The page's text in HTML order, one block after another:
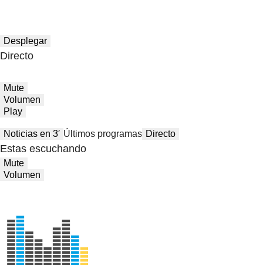
Desplegar
Directo
Mute
Volumen
Play
Noticias en 3′ Últimos programas Directo
Estas escuchando
Mute
Volumen